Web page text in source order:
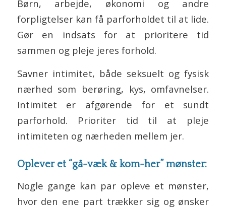
Børn, arbejde, økonomi og andre
forpligtelser kan få parforholdet til at lide.
Gør en indsats for at prioritere tid
sammen og pleje jeres forhold.
Savner intimitet, både seksuelt og fysisk
nærhed som berøring, kys, omfavnelser.
Intimitet er afgørende for et sundt
parforhold. Prioriter tid til at pleje
intimiteten og nærheden mellem jer.
Oplever et “gå-væk & kom-her” mønster:
Nogle gange kan par opleve et mønster,
hvor den ene part trækker sig og ønsker